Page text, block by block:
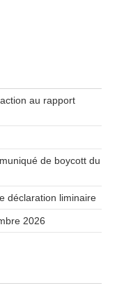
au rapport
de boycott du
déclaration liminaire
2026